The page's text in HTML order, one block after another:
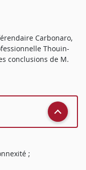
Carbonaro,
Thouin-
conclusions de M.
;